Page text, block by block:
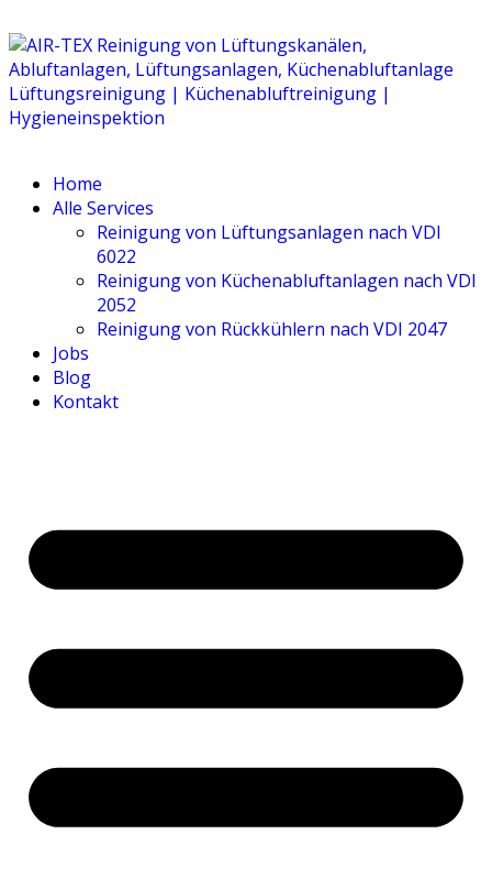
Home
Alle Ser­vices
Rei­ni­gung von Lüf­tungs­an­la­gen nach VDI
6022
Rei­ni­gung von Küchen­ab­luft­an­la­gen nach VDI
2052
Rei­ni­gung von Rück­küh­lern nach VDI 2047
Jobs
Blog
Kon­takt